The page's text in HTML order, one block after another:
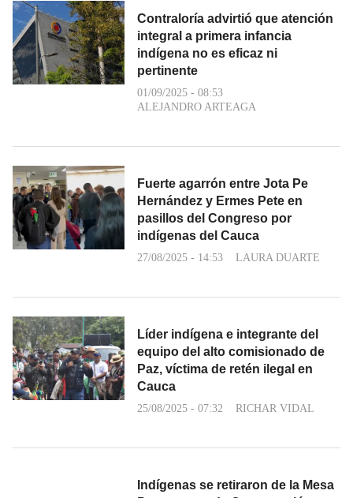
Contraloría advirtió que atención
integral a primera infancia
indígena no es eficaz ni
pertinente
01/09/2025 - 08:53
ALEJANDRO ARTEAGA
Fuerte agarrón entre Jota Pe
Hernández y Ermes Pete en
pasillos del Congreso por
indígenas del Cauca
27/08/2025 - 14:53 LAURA DUARTE
Líder indígena e integrante del
equipo del alto comisionado de
Paz, víctima de retén ilegal en
Cauca
25/08/2025 - 07:32 RICHAR VIDAL
Indígenas se retiraron de la Mesa